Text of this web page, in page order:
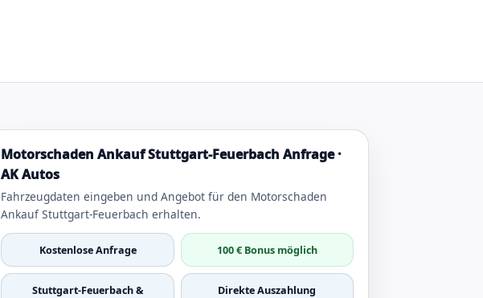
Motorschaden Ankauf Stuttgart-Feuerbach Anfrage ·
AK Autos
Fahrzeugdaten eingeben und Angebot für den Motorschaden
Ankauf Stuttgart-Feuerbach erhalten.
Kostenlose Anfrage 100 € Bonus möglich
Stuttgart-Feuerbach &
Direkte Auszahlung